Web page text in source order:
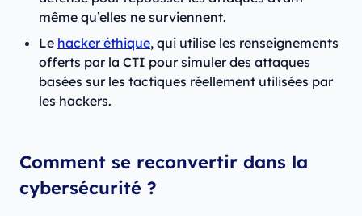
même qu’elles ne surviennent.
Le hacker éthique, qui utilise les renseignements
offerts par la CTI pour simuler des attaques
basées sur les tactiques réellement utilisées par
les hackers.
Comment se reconvertir dans la
cybersécurité ?